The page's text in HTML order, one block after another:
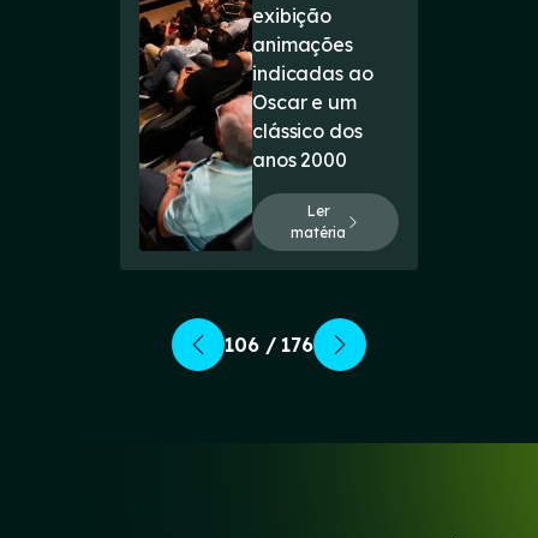
exibição
animações
indicadas ao
Oscar e um
clássico dos
anos 2000
Ler
matéria
106 / 176